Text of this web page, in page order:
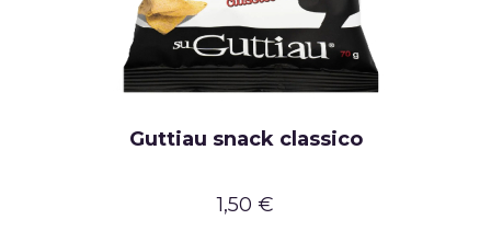
Guttiau snack classico
1,50 €